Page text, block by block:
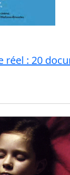
réel : 20